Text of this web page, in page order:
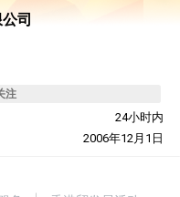
司
注
24小时内
2006年12月1日